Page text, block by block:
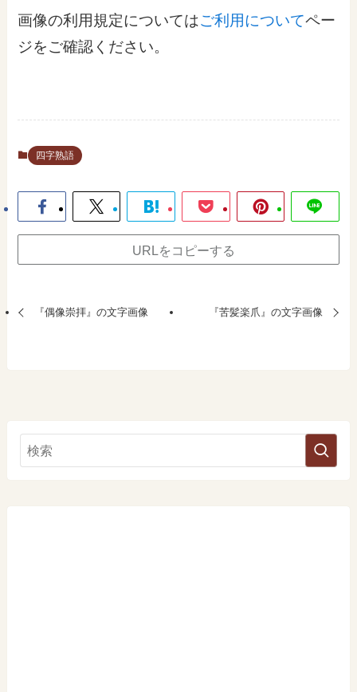
画像の利用規定についてはご利用についてペー
ジをご確認ください。
四字熟語
URLをコピーする
『偶像崇拝』の文字画像 『苦髪楽爪』の文字画像